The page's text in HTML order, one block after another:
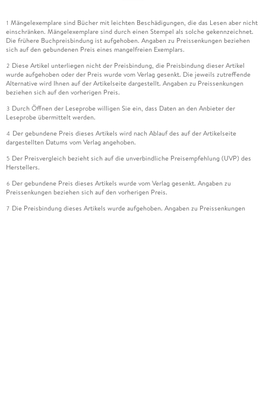
1 Mängelexemplare sind Bücher mit leichten Beschädigungen, die das Lesen aber nicht
einschränken. Mängelexemplare sind durch einen Stempel als solche gekennzeichnet.
Die frühere Buchpreisbindung ist aufgehoben. Angaben zu Preissenkungen beziehen
sich auf den gebundenen Preis eines mangelfreien Exemplars.
2 Diese Artikel unterliegen nicht der Preisbindung, die Preisbindung dieser Artikel
wurde aufgehoben oder der Preis wurde vom Verlag gesenkt. Die jeweils zutreffende
Alternative wird Ihnen auf der Artikelseite dargestellt. Angaben zu Preissenkungen
beziehen sich auf den vorherigen Preis.
3 Durch Öffnen der Leseprobe willigen Sie ein, dass Daten an den Anbieter der
Leseprobe übermittelt werden.
4 Der gebundene Preis dieses Artikels wird nach Ablauf des auf der Artikelseite
dargestellten Datums vom Verlag angehoben.
5 Der Preisvergleich bezieht sich auf die unverbindliche Preisempfehlung (UVP) des
Herstellers.
6 Der gebundene Preis dieses Artikels wurde vom Verlag gesenkt. Angaben zu
Preissenkungen beziehen sich auf den vorherigen Preis.
7 Die Preisbindung dieses Artikels wurde aufgehoben. Angaben zu Preissenkungen